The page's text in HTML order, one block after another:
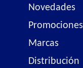
Novedades
Promociones
Marcas
Distribución